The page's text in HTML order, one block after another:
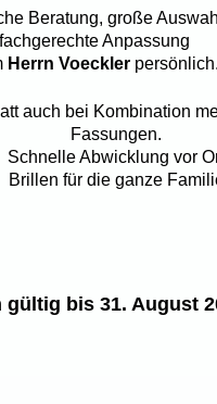
Beratung, große
fachgerechte Anpassung
Herrn Voecklerpersönlich.
auch bei Kombination
Fassungen.
Schnelle Abwicklung vor
Brillen für die ganze
gültig bis 31. August